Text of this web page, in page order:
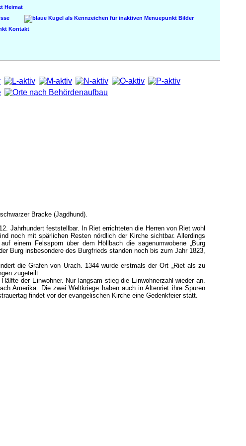
Heimat
Bilder
Kontakt
Bracke (Jagdhund).
Jahrhundert feststellbar. In Riet errichteten die Herren von Riet wohl
noch mit spärlichen Resten nördlich der Kirche sichtbar. Allerdings
einem Felssporn über dem Höllbach die sagenumwobene „Burg
Burg insbesondere des Burgfrieds standen noch bis zum Jahr 1823,
die Grafen von Urach. 1344 wurde erstmals der Ort „Riet als zu
zugeteilt.
der Einwohner. Nur langsam stieg die Einwohnerzahl wieder an.
Amerika. Die zwei Weltkriege haben auch in Altenriet ihre Spuren
findet vor der evangelischen Kirche eine Gedenkfeier statt.